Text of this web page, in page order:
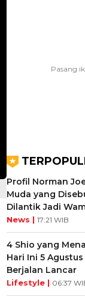
Profil Norman
Muda yang
Dilantik Jadi
News | 17:21 WIB
4 Shio yang
Hari Ini 5
Berjalan Lancar
Lifestyle | 06:37